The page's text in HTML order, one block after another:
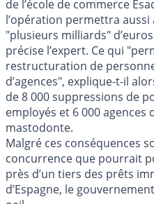
de l’école de commerce
l’opération permettra aussi
"plusieurs milliards"
précise l’expert. Ce qui
restructuration de
d’agences", explique-t-il
de 8 000 suppressions de
employés et 6 000
mastodonte.
Malgré ces conséquences
concurrence que pourrait
près d’un tiers des prêts
d’Espagne, le